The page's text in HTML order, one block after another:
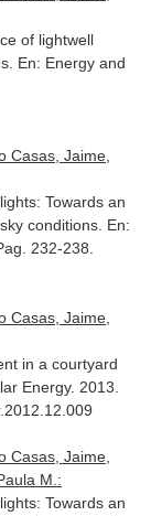
of lightwell
En: Energy and
Casas, Jaime,
Towards an
conditions. En:
232-238.
Casas, Jaime,
in a courtyard
Energy. 2013.
Casas, Jaime,
M.:
Towards an